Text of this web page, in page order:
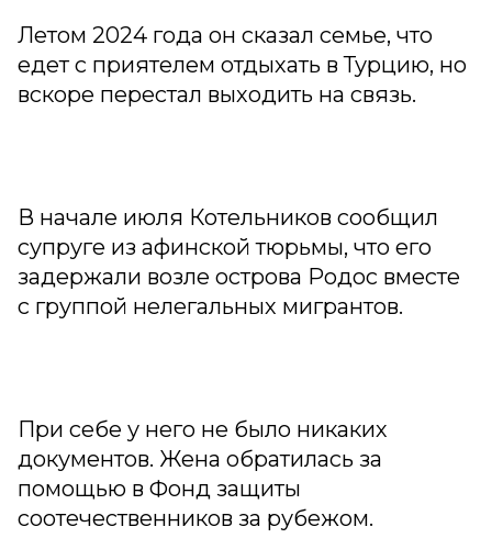
Летом 2024 года он сказал семье, что
едет с приятелем отдыхать в Турцию, но
вскоре перестал выходить на связь.
В начале июля Котельников сообщил
супруге из афинской тюрьмы, что его
задержали возле острова Родос вместе
с группой нелегальных мигрантов.
При себе у него не было никаких
документов. Жена обратилась за
помощью в Фонд защиты
соотечественников за рубежом.